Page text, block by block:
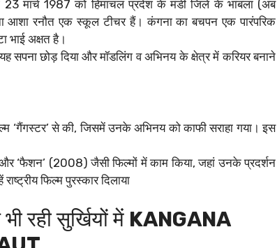
मार्च 1987 को हिमाचल प्रदेश के मंडी जिले के भांबला (अब
आशा रनौत एक स्कूल टीचर हैं। कंगना का बचपन एक पारंपरिक
भाई अक्षत है।
सपना छोड़ दिया और मॉडलिंग व अभिनय के क्षेत्र में करियर बनाने
से की, जिसमें उनके अभिनय को काफी सराहा गया। इस
‘फैशन’ (2008) जैसी फिल्मों में काम किया, जहां उनके प्रदर्शन
फिल्म पुरस्कार दिलाया
रही सुर्खियों में KANGANA